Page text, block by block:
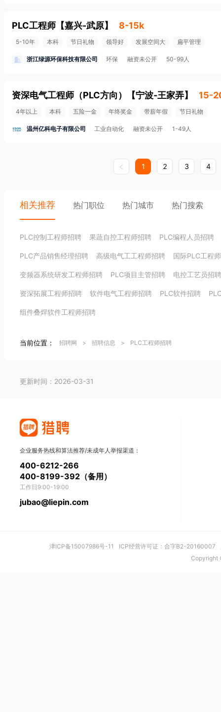
PLC工程师 【嘉兴-武原】 8-15k
5-10年 本科 节日礼物 领导好 发展空间大 扁平管理
浙江绿源环保科技有限公司 环保 融资未公开 50-99人
资深电气工程师（PLC方向） 【宁波-王家弄】 15-
4年以上 本科 五险一金 年终奖金 带薪年假 节日礼物
温州亿科电子有限公司 工业自动化 融资未公开 1-49人
1 2 3 4
相关推荐 热门职位 热门城市 热门搜索
PLC控制工程师招聘 果蔬自控工程师招聘 PLC编程人员招聘
PLC产品销售经理招聘 高级电气工工程师招聘 国际PLC工程
变频器系统研发工程师招聘 PLC项目主管招聘 电控工艺员招聘
资深拓展工程师招聘 软件电气工程师招聘 PLC软件招聘
组件叠焊软件工程师招聘
当前位置： 招聘网 > 招聘信息 > PLC工程师招聘
更新时间：2026-03-31